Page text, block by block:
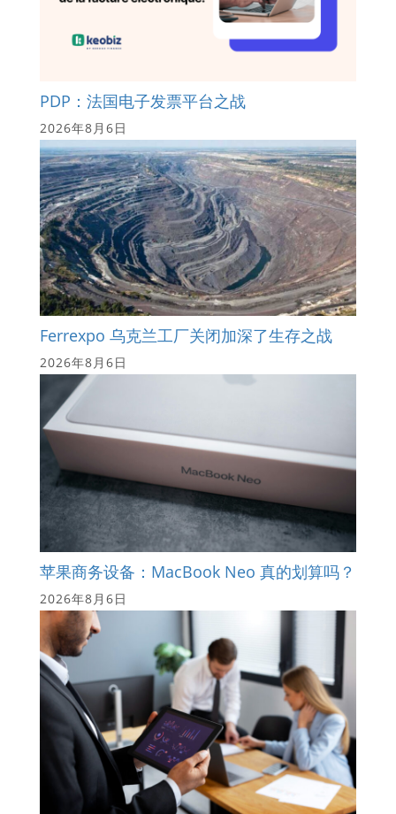
PDP：法国电子发票平台之战
2026年8月6日
Ferrexpo 乌克兰工厂关闭加深了生存之战
2026年8月6日
苹果商务设备：MacBook Neo 真的划算吗？
2026年8月6日